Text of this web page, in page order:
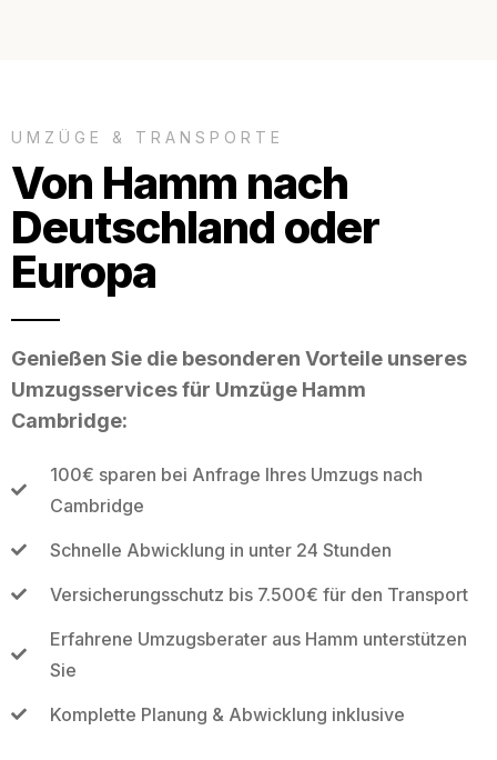
UMZÜGE & TRANSPORTE
Von Hamm nach
Deutschland oder
Europa
Genießen Sie die besonderen Vorteile unseres
Umzugsservices für Umzüge Hamm
Cambridge:
100€ sparen bei Anfrage Ihres Umzugs nach
Cambridge
Schnelle Abwicklung in unter 24 Stunden
Versicherungsschutz bis 7.500€ für den Transport
Erfahrene Umzugsberater aus Hamm unterstützen
Sie
Komplette Planung & Abwicklung inklusive